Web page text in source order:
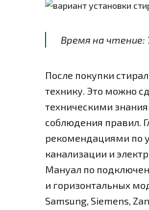
Время на чтение:
После покупки
технику. Это можно
техническими
соблюдения правил.
рекомендациями по
канализации и
Мануал по
и горизонтальных
Samsung, Siemens,